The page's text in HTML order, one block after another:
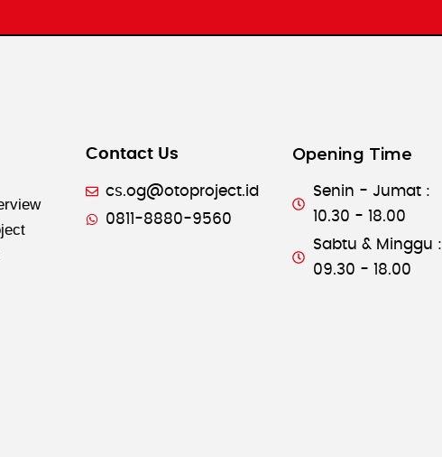
Contact Us
cs.og@otoproject.id
0811-8880-9560
Opening Time
Senin - Jumat :
10.30 - 18.00
Sabtu & Minggu :
09.30 - 18.00